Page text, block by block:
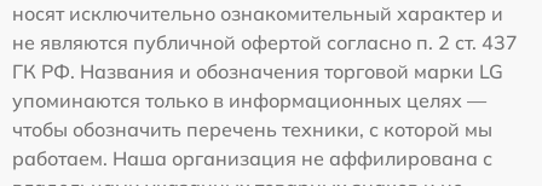
носят исключительно ознакомительный характер и
не являются публичной офертой согласно п. 2 ст. 437
ГК РФ. Названия и обозначения торговой марки LG
упоминаются только в информационных целях —
чтобы обозначить перечень техники, с которой мы
работаем. Наша организация не аффилирована с